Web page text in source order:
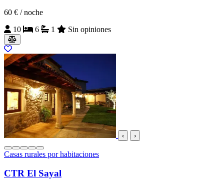
60 € / noche
10
6 1 Sin opiniones
‹ ›
Casas rurales por habitaciones
CTR El Sayal